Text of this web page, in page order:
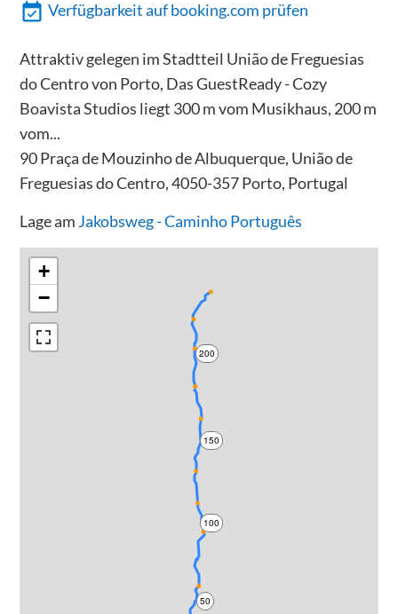
Verfügbarkeit auf booking.com prüfen
Attraktiv gelegen im Stadtteil União de Freguesias
do Centro von Porto, Das GuestReady - Cozy
Boavista Studios liegt 300 m vom Musikhaus, 200 m
vom...
90 Praça de Mouzinho de Albuquerque, União de
Freguesias do Centro, 4050-357 Porto, Portugal
Lage am Jakobsweg - Caminho Português
50
100
150
200
+
−